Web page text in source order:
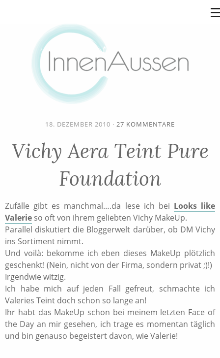
18. DEZEMBER 2010 · 27 KOMMENTARE
Vichy Aera Teint Pure
Foundation
Zufälle gibt es manchmal….da lese ich bei Looks like
Valerie so oft von ihrem geliebten Vichy MakeUp.
Parallel diskutiert die Bloggerwelt darüber, ob DM Vichy
ins Sortiment nimmt.
Und voilà: bekomme ich eben dieses MakeUp plötzlich
geschenkt! (Nein, nicht von der Firma, sondern privat ;)!)
Irgendwie witzig.
Ich habe mich auf jeden Fall gefreut, schmachte ich
Valeries Teint doch schon so lange an!
Ihr habt das MakeUp schon bei meinem letzten Face of
the Day an mir gesehen, ich trage es momentan täglich
und bin genauso begeistert davon, wie Valerie!